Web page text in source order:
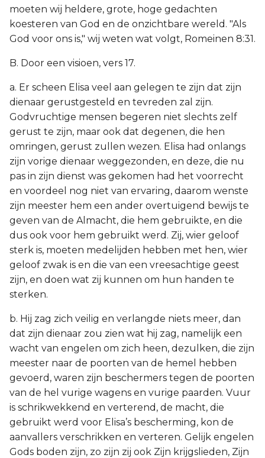
moeten wij heldere, grote, hoge gedachten
koesteren van God en de onzichtbare wereld. "Als
God voor ons is," wij weten wat volgt, Romeinen 8:31.
B. Door een visioen, vers 17.
a. Er scheen Elisa veel aan gelegen te zijn dat zijn
dienaar gerustgesteld en tevreden zal zijn.
Godvruchtige mensen begeren niet slechts zelf
gerust te zijn, maar ook dat degenen, die hen
omringen, gerust zullen wezen. Elisa had onlangs
zijn vorige dienaar weggezonden, en deze, die nu
pas in zijn dienst was gekomen had het voorrecht
en voordeel nog niet van ervaring, daarom wenste
zijn meester hem een ander overtuigend bewijs te
geven van de Almacht, die hem gebruikte, en die
dus ook voor hem gebruikt werd. Zij, wier geloof
sterk is, moeten medelijden hebben met hen, wier
geloof zwak is en die van een vreesachtige geest
zijn, en doen wat zij kunnen om hun handen te
sterken.
b. Hij zag zich veilig en verlangde niets meer, dan
dat zijn dienaar zou zien wat hij zag, namelijk een
wacht van engelen om zich heen, dezulken, die zijn
meester naar de poorten van de hemel hebben
gevoerd, waren zijn beschermers tegen de poorten
van de hel vurige wagens en vurige paarden. Vuur
is schrikwekkend en verterend, de macht, die
gebruikt werd voor Elisa’s bescherming, kon de
aanvallers verschrikken en verteren. Gelijk engelen
Gods boden zijn, zo zijn zij ook Zijn krijgslieden, Zijn